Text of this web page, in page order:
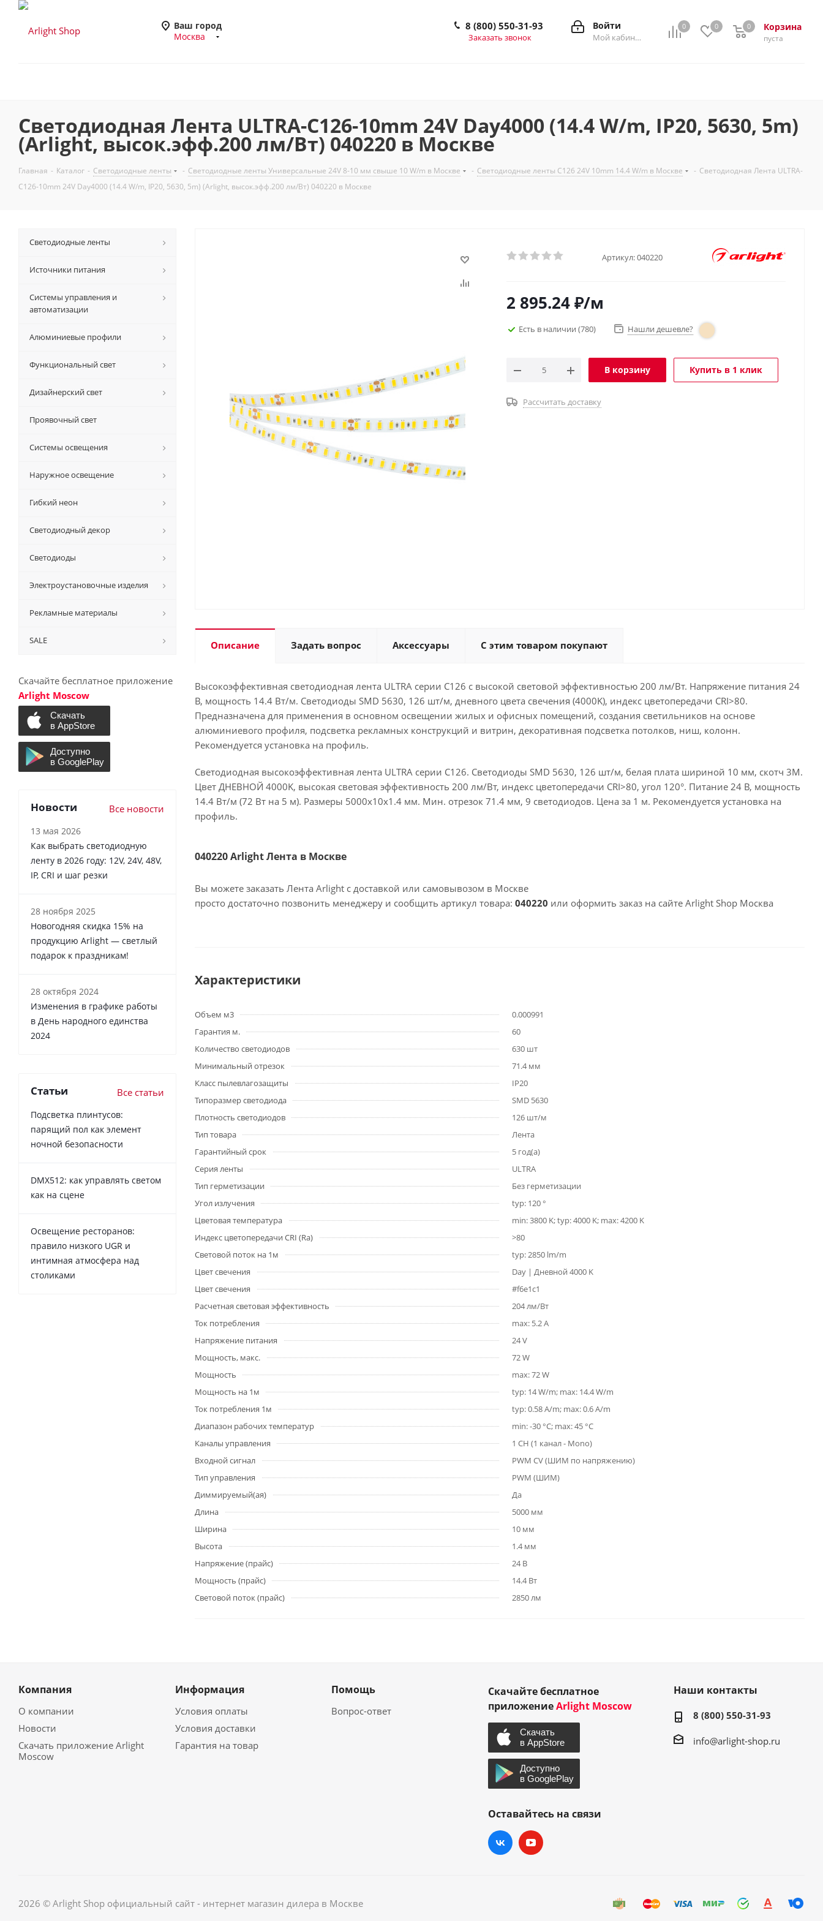
Ваш город
Москва
0 0 Корзина
0
пуста
0
Войти
Мой кабинет
8 (800) 550-31-93
Заказать звонок
Светодиодная Лента ULTRA-C126-10mm 24V Day4000 (14.4 W/m, IP20, 5630, 5m)
(Arlight, высок.эфф.200 лм/Вт) 040220 в Москве
Главная - Каталог - Светодиодные ленты - Светодиодные ленты Универсальные 24V 8-10 мм свыше 10 W/m в Москве - Светодиодные ленты C126 24V 10mm 14.4 W/m в Москве - Светодиодная Лента ULTRA-
C126-10mm 24V Day4000 (14.4 W/m, IP20, 5630, 5m) (Arlight, высок.эфф.200 лм/Вт) 040220 в Москве
Артикул:040220
2 895.24₽/м
Есть в наличии (780) Нашли дешевле?
В корзину Купить в 1 клик
Рассчитать доставку
Описание Задать вопрос Аксессуары С этим товаром покупают
Высокоэффективная светодиодная лента ULTRA серии C126 с высокой световой эффективностью 200 лм/Вт. Напряжение питания 24
В, мощность 14.4 Вт/м. Светодиоды SMD 5630, 126 шт/м, дневного цвета свечения (4000K), индекс цветопередачи CRI>80.
Предназначена для применения в основном освещении жилых и офисных помещений, создания светильников на основе
алюминиевого профиля, подсветка рекламных конструкций и витрин, декоративная подсветка потолков, ниш, колонн.
Рекомендуется установка на профиль.
Светодиодная высокоэффективная лента ULTRA серии C126. Светодиоды SMD 5630, 126 шт/м, белая плата шириной 10 мм, скотч 3M.
Цвет ДНЕВНОЙ 4000K, высокая световая эффективность 200 лм/Вт, индекс цветопередачи CRI>80, угол 120°. Питание 24 В, мощность
14.4 Вт/м (72 Вт на 5 м). Размеры 5000x10x1.4 мм. Мин. отрезок 71.4 мм, 9 светодиодов. Цена за 1 м. Рекомендуется установка на
профиль.
040220 Arlight Лента в Москве
Вы можете заказать Лента Arlight с доставкой или самовывозом в Москве
просто достаточно позвонить менеджеру и сообщить артикул товара: 040220 или оформить заказ на сайте Arlight Shop Москва
Характеристики
Объем м3
0.000991
Гарантия м.
60
Количество светодиодов
630 шт
Минимальный отрезок
71.4 мм
Класс пылевлагозащиты
IP20
Типоразмер светодиода
SMD 5630
Плотность светодиодов
126 шт/м
Тип товара
Лента
Гарантийный срок
5 год(а)
Серия ленты
ULTRA
Тип герметизации
Без герметизации
Угол излучения
typ: 120 °
Цветовая температура
min: 3800 K; typ: 4000 K; max: 4200 K
Индекс цветопередачи CRI (Ra)
>80
Световой поток на 1м
typ: 2850 lm/m
Цвет свечения
Day | Дневной 4000 K
Цвет свечения
#f6e1c1
Расчетная световая эффективность
204 лм/Вт
Ток потребления
max: 5.2 A
Напряжение питания
24 V
Мощность, макс.
72 W
Мощность
max: 72 W
Мощность на 1м
typ: 14 W/m; max: 14.4 W/m
Ток потребления 1м
typ: 0.58 A/m; max: 0.6 A/m
Диапазон рабочих температур
min: -30 °C; max: 45 °C
Каналы управления
1 CH (1 канал - Mono)
Входной сигнал
PWM СV (ШИМ по напряжению)
Тип управления
PWM (ШИМ)
Диммируемый(ая)
Да
Длина
5000 мм
Ширина
10 мм
Высота
1.4 мм
Напряжение (прайс)
24 В
Мощность (прайс)
14.4 Вт
Световой поток (прайс)
2850 лм
Светодиодные ленты
Источники питания
Системы управления и
автоматизации
Алюминиевые профили
Функциональный свет
Дизайнерский свет
Проявочный свет
Системы освещения
Наружное освещение
Гибкий неон
Светодиодный декор
Светодиоды
Электроустановочные изделия
Рекламные материалы
SALE
Скачайте бесплатное приложение
Arlight Moscow
Новости Все новости
13 мая 2026
Как выбрать светодиодную
ленту в 2026 году: 12V, 24V, 48V,
IP, CRI и шаг резки
28 ноября 2025
Новогодняя скидка 15% на
продукцию Arlight — светлый
подарок к праздникам!
28 октября 2024
Изменения в графике работы
в День народного единства
2024
Статьи Все статьи
Подсветка плинтусов:
парящий пол как элемент
ночной безопасности
DMX512: как управлять светом
как на сцене
Освещение ресторанов:
правило низкого UGR и
интимная атмосфера над
столиками
Компания
О компании
Новости
Скачать приложение Arlight
Moscow
Информация
Условия оплаты
Условия доставки
Гарантия на товар
Помощь
Вопрос-ответ
Скачайте бесплатное
приложениеArlight Moscow
Оставайтесь на связи
Наши контакты
8 (800) 550-31-93
info@arlight-shop.ru
2026 © Arlight Shop официальный сайт - интернет магазин дилера в Москве